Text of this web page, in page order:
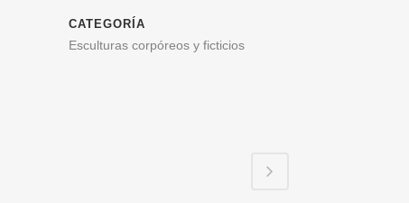
CATEGORÍA
Esculturas corpóreos y ficticios